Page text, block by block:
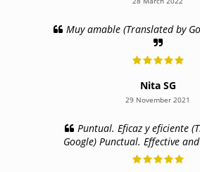
Muy amable (Translated by
Nita SG
29 November 2021
Puntual. Eficaz y eficiente
Google) Punctual. Effective